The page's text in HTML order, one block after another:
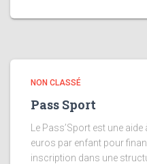
NON CLASSÉ
Pass Sport
Le Pass’Sport est une
euros par enfant pour
inscription dans une